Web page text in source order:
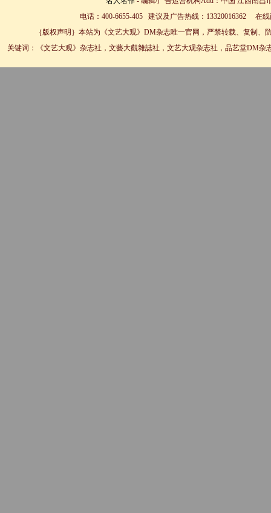
电话：400-6655-405 建议及广告热线：13320016362 在
｛版权声明｝本站为《文艺大观》DM杂志唯一官网，严禁转载、复制
关键词：《文艺大观》杂志社，文藝大觀雜誌社，文艺大观杂志社，品艺堂DM